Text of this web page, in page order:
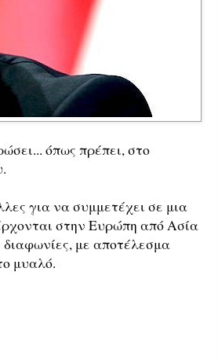
όπως πρέπει, στο
για να συμμετέχει σε μια
στην Ευρώπη από Ασία
με αποτέλεσμα
μυαλό.